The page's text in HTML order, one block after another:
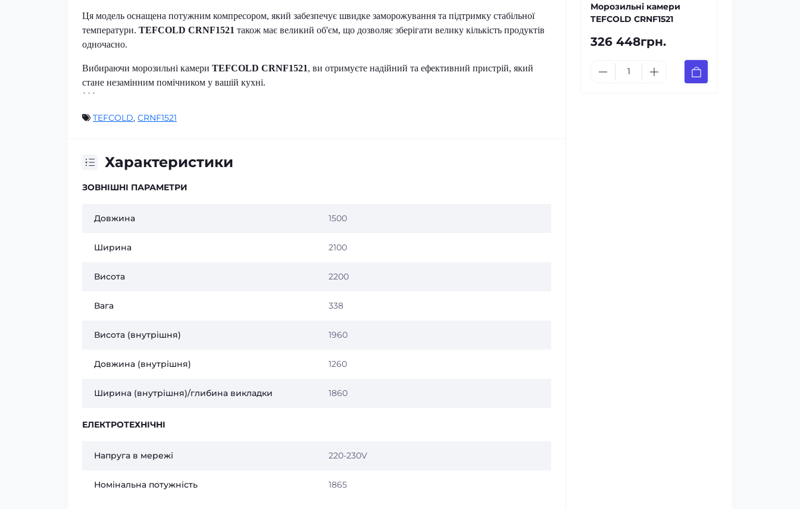
Ця модель оснащена потужним компресором, який забезпечує швидке заморожування та підтримку стабільної
температури. TEFCOLD CRNF1521 також має великий об'єм, що дозволяє зберігати велику кількість продуктів
одночасно.
Вибираючи морозильні камери TEFCOLD CRNF1521, ви отримуєте надійний та ефективний пристрій, який
стане незамінним помічником у вашій кухні.
```
TEFCOLD, CRNF1521
Характеристики
ЗОВНІШНІ ПАРАМЕТРИ
Довжина 1500
Ширина 2100
Висота 2200
Вага 338
Висота (внутрішня) 1960
Довжина (внутрішня) 1260
Ширина (внутрішня)/глибина викладки 1860
ЕЛЕКТРОТЕХНІЧНІ
Напруга в мережі 220-230V
Номінальна потужність 1865
Морозильні камери
TEFCOLD CRNF1521
326 448грн.